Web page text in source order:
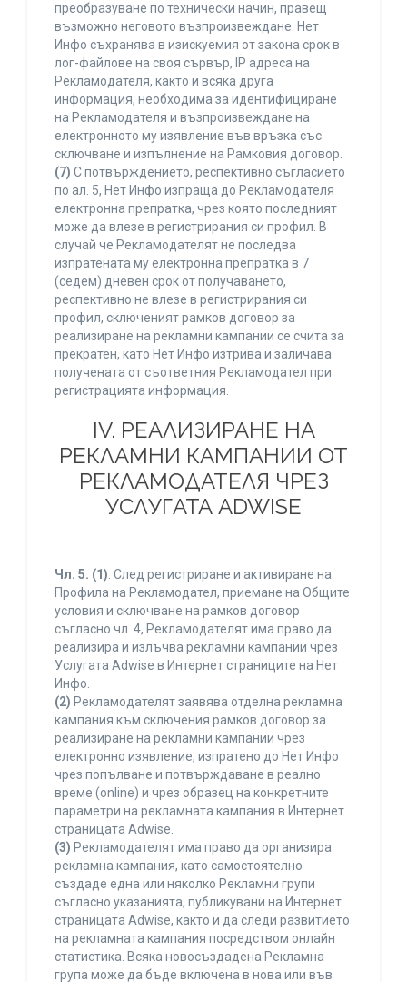
преобразуване по технически начин, правещ
възможно неговото възпроизвеждане. Нет
Инфо съхранява в изискуемия от закона срок в
лог-файлове на своя сървър, IP адреса на
Рекламодателя, както и всяка друга
информация, необходима за идентифициране
на Рекламодателя и възпроизвеждане на
електронното му изявление във връзка със
сключване и изпълнение на Рамковия договор.
(7) С потвърждението, респективно съгласието
по ал. 5, Нет Инфо изпраща до Рекламодателя
електронна препратка, чрез която последният
може да влезе в регистрирания си профил. В
случай че Рекламодателят не последва
изпратената му електронна препратка в 7
(седем) дневен срок от получаването,
респективно не влезе в регистрирания си
профил, сключеният рамков договор за
реализиране на рекламни кампании се счита за
прекратен, като Нет Инфо изтрива и заличава
получената от съответния Рекламодател при
регистрацията информация.
IV. РЕАЛИЗИРАНЕ НА
РЕКЛАМНИ КАМПАНИИ ОТ
РЕКЛАМОДАТЕЛЯ ЧРЕЗ
УСЛУГАТА ADWISE
Чл. 5. (1). След регистриране и активиране на
Профила на Рекламодател, приемане на Общите
условия и сключване на рамков договор
съгласно чл. 4, Рекламодателят има право да
реализира и излъчва рекламни кампании чрез
Услугата Adwise в Интернет страниците на Нет
Инфо.
(2) Рекламодателят заявява отделна рекламна
кампания към сключения рамков договор за
реализиране на рекламни кампании чрез
електронно изявление, изпратено до Нет Инфо
чрез попълване и потвърждаване в реално
време (online) и чрез образец на конкретните
параметри на рекламната кампания в Интернет
страницата Adwise.
(3) Рекламодателят има право да организира
рекламна кампания, като самостоятелно
създаде една или няколко Рекламни групи
съгласно указанията, публикувани на Интернет
страницата Adwise, както и да следи развитието
на рекламната кампания посредством онлайн
статистика. Всяка новосъздадена Рекламна
група може да бъде включена в нова или във